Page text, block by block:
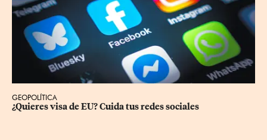
GEOPOLÍTICA
¿Quieres visa de EU? Cuida tus redes sociales